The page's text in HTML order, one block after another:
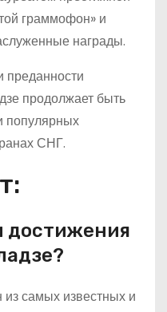
граммофон» и
награды.
преданности
продолжает быть
популярных
СНГ.
достижения
самых известных и